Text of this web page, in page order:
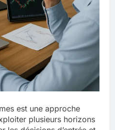
est une approche
plusieurs horizons